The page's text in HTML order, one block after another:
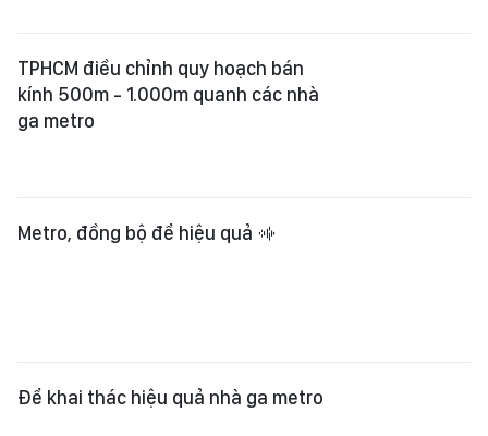
TPHCM điều chỉnh quy hoạch bán
kính 500m - 1.000m quanh các nhà
ga metro
Metro, đồng bộ để hiệu quả
Để khai thác hiệu quả nhà ga metro